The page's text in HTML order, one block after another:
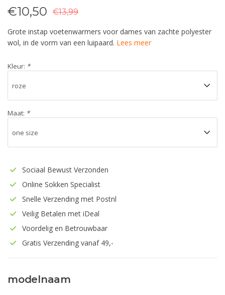
€10,50 €13,99
Grote instap voetenwarmers voor dames van zachte polyester
wol, in de vorm van een luipaard. Lees meer
Kleur: *
Maat: *
Sociaal Bewust Verzonden
Online Sokken Specialist
Snelle Verzending met Postnl
Veilig Betalen met iDeal
Voordelig en Betrouwbaar
Gratis Verzending vanaf 49,-
modelnaam